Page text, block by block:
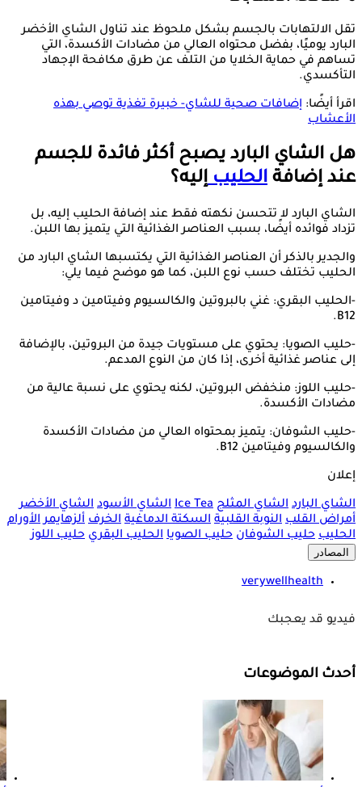
تقل الالتهابات بالجسم بشكل ملحوظ عند تناول الشاي الأخضر
البارد يوميًا، بفضل محتواه العالي من مضادات الأكسدة، التي
تساهم في حماية الخلايا من التلف عن طرق مكافحة الإجهاد
التأكسدي.
اقرأ أيضًا: إضافات صحية للشاي- خبيرة تغذية توصي بهذه
الأعشاب
هل الشاي البارد يصبح أكثر فائدة للجسم
عند إضافة الحليبإليه؟
الشاي البارد لا تتحسن نكهته فقط عند إضافة الحليب إليه، بل
تزداد فوائده أيضًا، بسبب العناصر الغذائية التي يتميز بها اللبن.
والجدير بالذكر أن العناصر الغذائية التي يكتسبها الشاي البارد من
الحليب تختلف حسب نوع اللبن، كما هو موضح فيما يلي:
-الحليب البقري: غني بالبروتين والكالسيوم وفيتامين د وفيتامين
B12.
-حليب الصويا: يحتوي على مستويات جيدة من البروتين، بالإضافة
إلى عناصر غذائية أخرى، إذا كان من النوع المدعم.
-حليب اللوز: منخفض البروتين، لكنه يحتوي على نسبة عالية من
مضادات الأكسدة.
-حليب الشوفان: يتميز بمحتواه العالي من مضادات الأكسدة
والكالسيوم وفيتامين B12.
إعلان
الشاي البارد الشاي المثلج Ice Tea الشاي الأسود الشاي الأخضر
أمراض القلب النوبة القلبية السكتة الدماغية الخرف ألزهايمر الأورام
الحليب حليب الشوفان حليب الصويا الحليب البقري حليب اللوز
المصادر
verywellhealth
فيديو قد يعجبك
أحدث الموضوعات